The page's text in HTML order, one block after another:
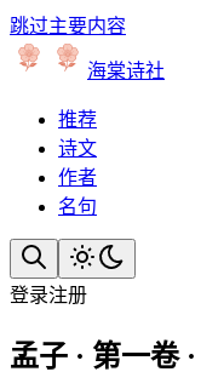
跳过主要内容
海棠诗社
推荐
诗文
作者
名句
登录注册
孟子 · 第一卷